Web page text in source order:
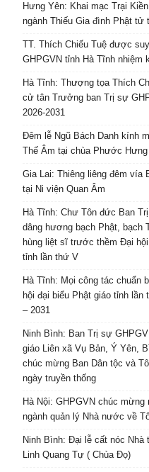
Hưng Yên: Khai mạc Trại
ngành Thiếu Gia đình Phật tử
TT. Thích Chiếu Tuệ được
GHPGVN tỉnh Hà Tĩnh nhiệm
Hà Tĩnh: Thượng tọa Thích
cử tân Trưởng ban Trị sự
2026-2031
Đêm lễ Ngũ Bách Danh kính
Thế Âm tại chùa Phước Hưng
Gia Lai: Thiêng liêng đêm vía
tại Ni viện Quan Âm
Hà Tĩnh: Chư Tôn đức Ban
dâng hương bạch Phật, bạch
hùng liệt sĩ trước thềm Đại
tỉnh lần thứ V
Hà Tĩnh: Mọi công tác chuẩn
hội đại biểu Phật giáo tỉnh lần
– 2031
Ninh Bình: Ban Trị sự
giáo Liên xã Vụ Bản, Ý Yên,
chúc mừng Ban Dân tộc và
ngày truyền thống
Hà Nội: GHPGVN chúc mừng
ngành quản lý Nhà nước về
Ninh Bình: Đại lễ cất nóc
Linh Quang Tự ( Chùa Đọ)